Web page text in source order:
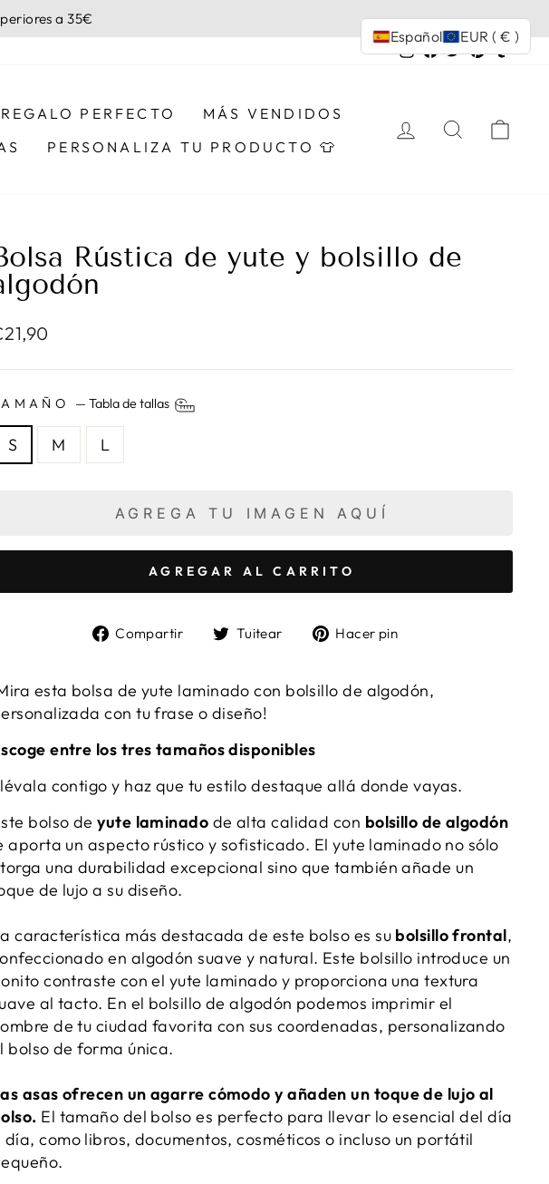
a 35€
Instagram
Facebook
TwitterPinterest
PERFECTO
MÁS VENDIDOS
PERSONALIZA TU PRODUCTO 👕
INGRESAR
BUSCAR
Rústica de yute y bolsillo de
— Tabla de tallas
S M L
AGREGA TU IMAGEN AQUÍ
AGREGAR AL CARRITO
Compartir
Compartir
Tuitear
TuitearHacer pin
esta bolsa de yute laminado con bolsillo de algodón,
con tu frase o diseño!
entre los tres tamaños disponibles
contigo y haz que tu estilo destaque allá donde vayas.
bolso deyute laminado de alta calidad con bolsillo de algodón
aporta un aspecto rústico y sofisticado. El yute laminado no sólo
una durabilidad excepcional sino que también añade un
de lujo a su diseño.
característica más destacada de este bolso es su bolsillo frontal,
en algodón suave y natural. Este bolsillo introduce un
contraste con el yute laminado y proporciona una textura
al tacto. En el bolsillo de algodón podemos imprimir el
de tu ciudad favorita con sus coordenadas, personalizando
bolso de forma única.
asas ofrecen un agarre cómodo y añaden un toque de lujo al
El tamaño del bolso es perfecto para llevar lo esencial del día
día, como libros, documentos, cosméticos o incluso un portátil
Español EUR ( € )